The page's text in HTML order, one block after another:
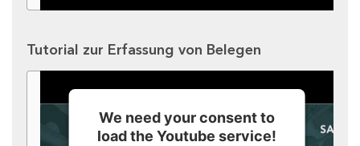
Tutorial zur Erfassung von Belegen
We need your consent to
load the Youtube service!